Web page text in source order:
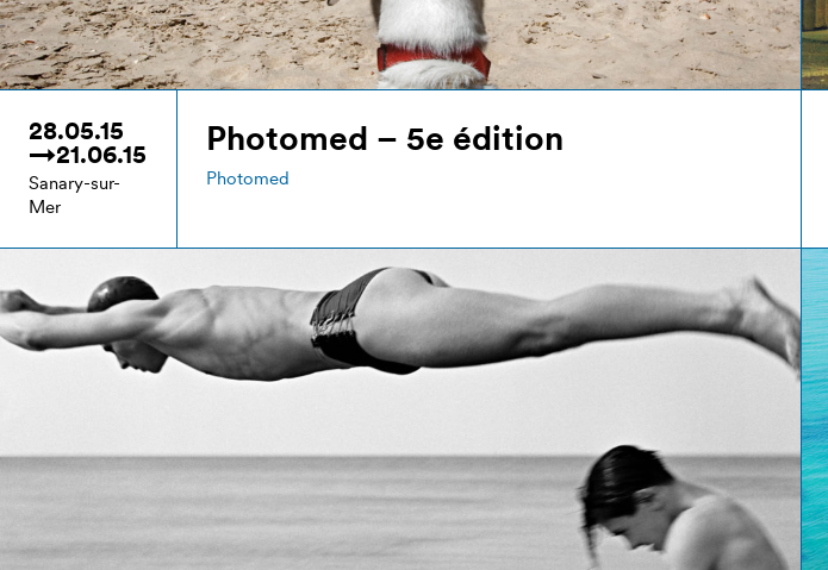
28.05.15
→21.06.15
Sanary-sur-
Mer
Photomed – 5e édition
Photomed